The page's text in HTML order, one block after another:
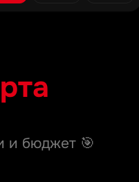
и бюджет 🎯